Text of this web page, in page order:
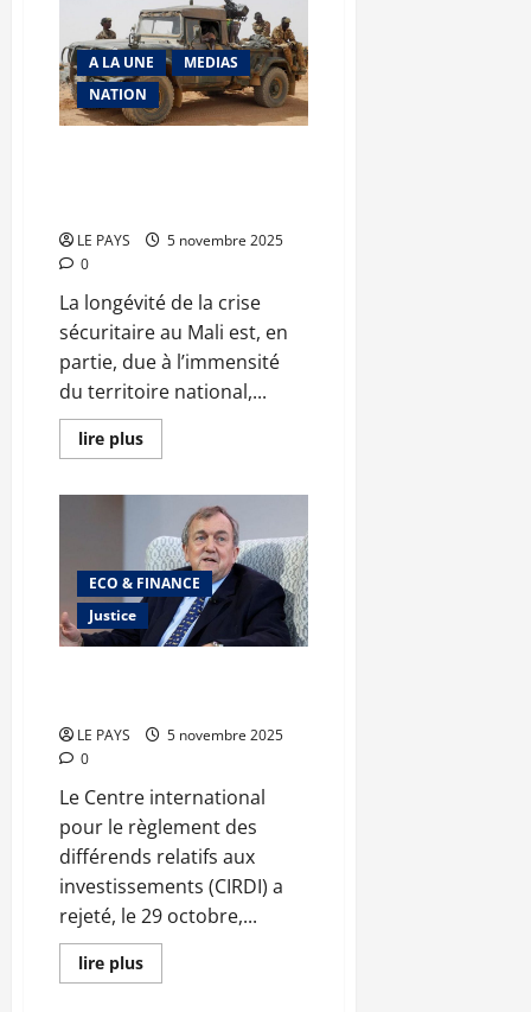
ASSEP
:
Vers
un
partenariat
gagnant-
gagnant
A LA UNE
MEDIAS
NATION
LE PAYS
5 novembre 2025
0
La longévité de la crise
sécuritaire au Mali est, en
partie, due à l’immensité
du territoire national,...
lire plusEn
savoir
d’asphyxier
Bamako
:
l’erreur
stratégique
fatale
des
terroristes
ECO & FINANCE
Justice
LE PAYS
5 novembre 2025
0
Le Centre international
pour le règlement des
différends relatifs aux
investissements (CIRDI) a
rejeté, le 29 octobre,...
lire plusEn
savoir